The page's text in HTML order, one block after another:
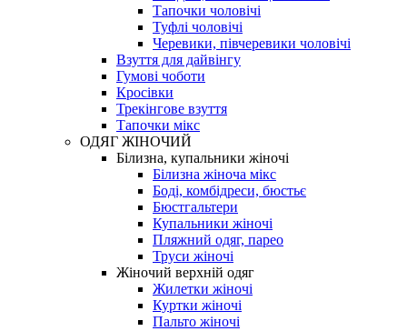
Тапочки чоловічі
Туфлі чоловічі
Черевики, півчеревики чоловічі
Взуття для дайвінгу
Гумові чоботи
Кросівки
Трекінгове взуття
Тапочки мікс
ОДЯГ ЖІНОЧИЙ
Білизна, купальники жіночі
Білизна жіноча мікс
Боді, комбідреси, бюстьє
Бюстгальтери
Купальники жіночі
Пляжний одяг, парео
Труси жіночі
Жіночий верхній одяг
Жилетки жіночі
Куртки жіночі
Пальто жіночі